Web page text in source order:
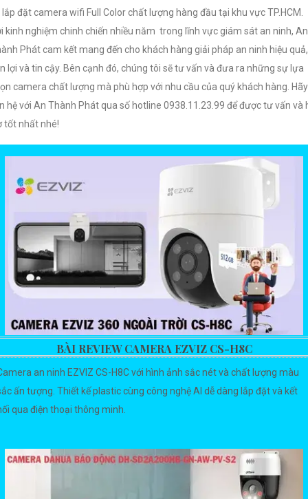
lắp đặt camera wifi Full Color chất lượng hàng đầu tại khu vực TP.HCM.
kinh nghiệm chinh chiến nhiều năm trong lĩnh vực giám sát an ninh, An
Phát cam kết mang đến cho khách hàng giải pháp an ninh hiệu quả,
lợi và tin cậy. Bên cạnh đó, chúng tôi sẽ tư vấn và đưa ra những sự lựa
camera chất lượng mà phù hợp với nhu cầu của quý khách hàng. Hãy
hệ với An Thành Phát qua số hotline 0938.11.23.99 để được tư vấn và
tốt nhất nhé!
BÀI REVIEW CAMERA EZVIZ CS-H8C
an ninh EZVIZ CS-H8C với hình ảnh sắc nét và chất lượng màu
ấn tượng. Thiết kế plastic cùng công nghệ AI dễ dàng lắp đặt và kết
qua điện thoại thông minh.